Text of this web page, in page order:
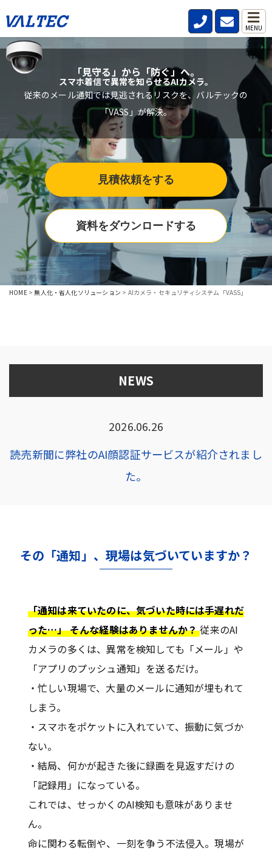
MENU
HOME>無人化・省人化ソリューション > AIカメラ・セキュリティシステム「VASS」
「見守る」から「防ぐ」へ。
スマホ着信で異常を知らせるAIカメラ。
従来のメール通知では見逃されるリスクを、バルテックの
「VASS」が解決。
見積依頼をする
資料をダウンロードする
NEWS
2026.06.26
読売新聞に弊社のAI顔認証サービスが紹介されまし
た。
その「通知」、現場は気づいていますか？
「通知は来ていたのに、気づいた時には手遅れだ
った…」 そんな経験はありませんか？従来のAI
カメラの多くは、異常を検知しても「メール」や
「アプリのプッシュ通知」を送るだけ。
・忙しい現場で、大量のメールに通知が埋もれて
しまう。
・スマホをポケットに入れていて、振動に気づか
ない。
・結局、何かが起きた後に録画を見返すだけの
「記録用」になっている。
これでは、せっかくのAI検知も意味がありませ
ん。
命に関わる転倒や、一刻を争う不法侵入。現場が